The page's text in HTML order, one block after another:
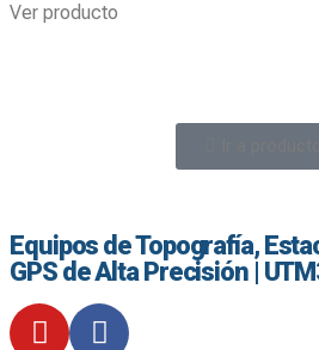
Ver producto
Equipos de Topografía,
GPS de Alta Precisión |